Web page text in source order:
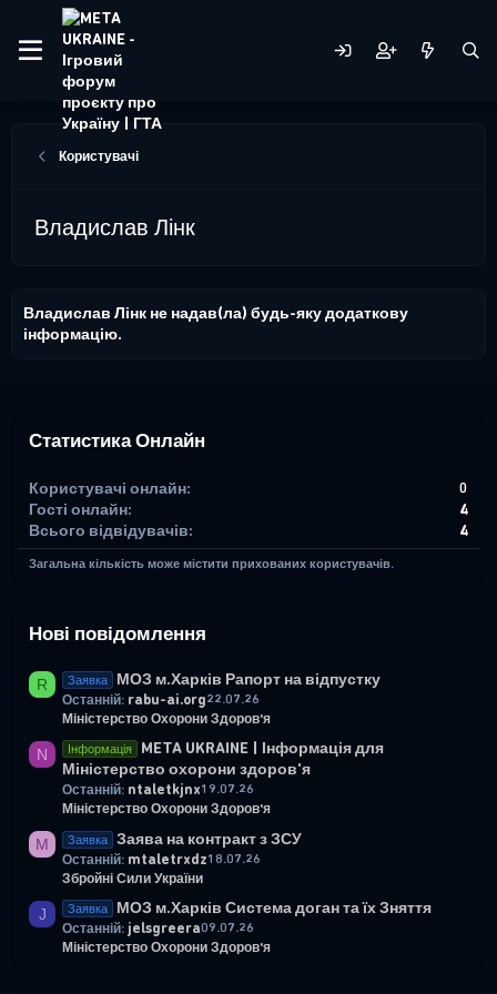
Користувачі
Владислав Лінк
Владислав Лінк не надав(ла) будь-яку додаткову
інформацію.
Статистика Онлайн
Користувачі онлайн
0
Гості онлайн
4
Всього відвідувачів
4
Загальна кількість може містити прихованих користувачів.
Нові повідомлення
R Заявка МОЗ м.Харків Рапорт на відпустку
Останній: rabu-ai.org22.07.26
Міністерство Охорони Здоров'я
N Інформація
META UKRAINE | Інформація для
Міністерство охорони здоров'я
Останній: ntaletkjnx19.07.26
Міністерство Охорони Здоров'я
M Заявка Заява на контракт з ЗСУ
Останній: mtaletrxdz18.07.26
Збройні Сили України
J Заявка МОЗ м.Харків Система доган та їх Зняття
Останній: jelsgreera09.07.26
Міністерство Охорони Здоров'я